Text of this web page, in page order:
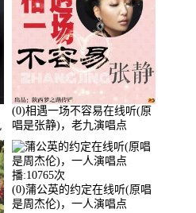
(0)相遇一场不容易在线听(原
唱是张静)，老九演唱点
播:11453次
(0)蒲公英的约定在线听(原唱
是周杰伦)，一人演唱点